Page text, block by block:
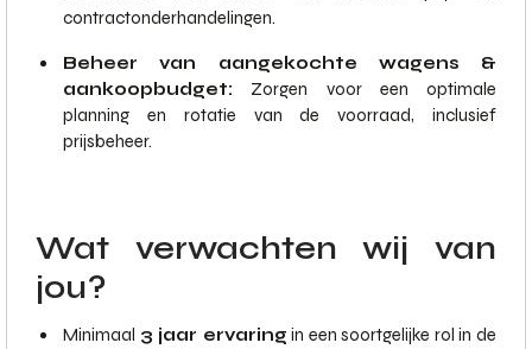
contractonderhandelingen.
Beheer van aangekochte wagens &
aankoopbudget: Zorgen voor een optimale
planning en rotatie van de voorraad, inclusief
prijsbeheer.
Wat verwachten wij van
jou?
Minimaal 3 jaar ervaring in een soortgelijke rol in de